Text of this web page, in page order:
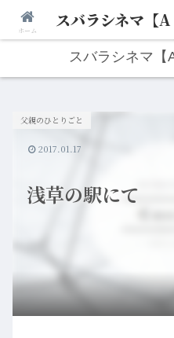
人生は“ひとりごと”から始
スバラシネマ【
浅草の駅にて
父親のひとりごと
2017.01.17
ホーム スバラシネマ【